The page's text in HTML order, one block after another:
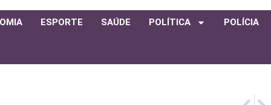
ESPORTE SAÚDE POLÍTICA POLÍCIA